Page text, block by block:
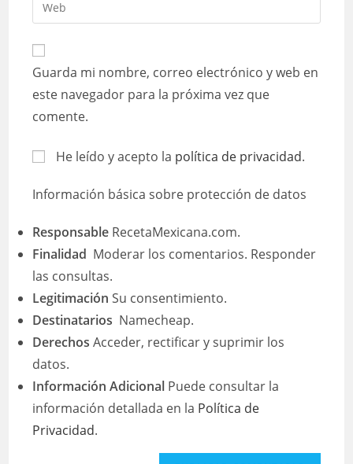
de
usuario
para
comentar
de
para
comentar
la
de
tu
web
(opcional)
Guarda mi nombre, correo electrónico y web en
este navegador para la próxima vez que
comente.
He leído y acepto la política de privacidad.
Información básica sobre protección de datos
Responsable RecetaMexicana.com.
Finalidad Moderar los comentarios. Responder
las consultas.
Legitimación Su consentimiento.
Destinatarios Namecheap.
Derechos Acceder, rectificar y suprimir los
datos.
Información Adicional Puede consultar la
información detallada en la Política de
Privacidad.